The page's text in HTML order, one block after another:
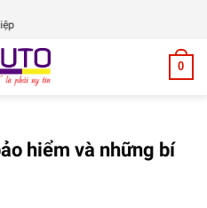
0
hiểm và những bí